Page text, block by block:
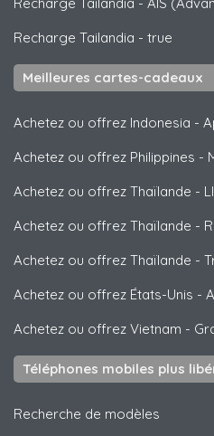
Recharge Tailandia - true
Meilleures cartes-cadeaux
Achetez ou offrez Indonesia -
Achetez ou offrez Philippines -
Achetez ou offrez Thaïlande -
Achetez ou offrez Thaïlande -
Achetez ou offrez Thaïlande -
Achetez ou offrez États-Unis -
Achetez ou offrez Vietnam -
Téléphones mobiles plus
Recherche de modèles